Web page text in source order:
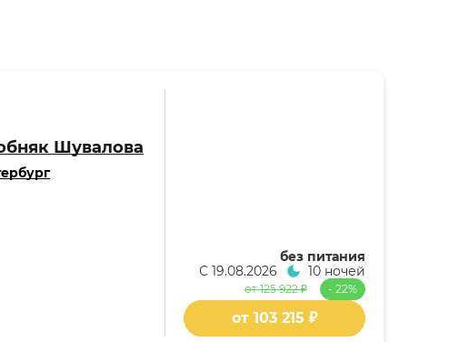
Шувалова
без питания
С 19.08.2026 10 ночей
от 125 922 ₽ - 22%
от 103 215 ₽